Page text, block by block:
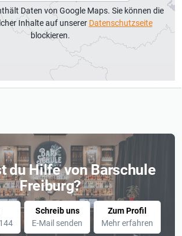
Daten von Google Maps. Sie können die
Inhalte auf unserer Datenschutzseite
blockieren.
du Hilfe von Barschule
Freiburg?
Schreib uns
E-Mail senden
Zum Profil
Mehr erfahren